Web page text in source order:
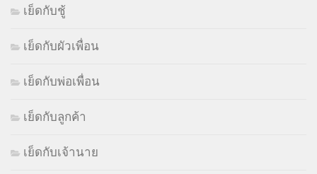
เย็ดกับชู้
เย็ดกับผัวเพื่อน
เย็ดกับพ่อเพื่อน
เย็ดกับลูกค้า
เย็ดกับเจ้านาย